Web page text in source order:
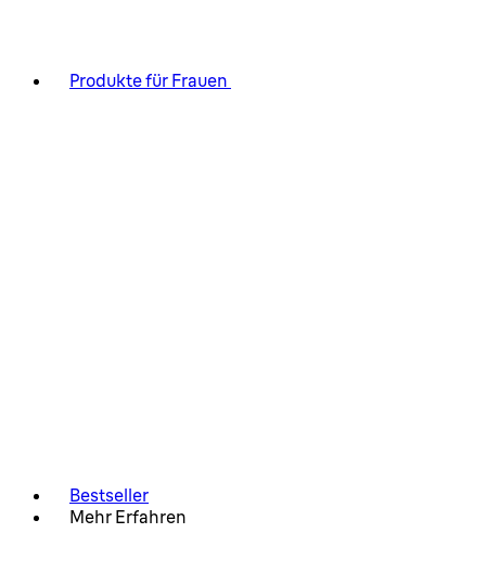
Produkte für Frauen
Bestseller
Mehr Erfahren